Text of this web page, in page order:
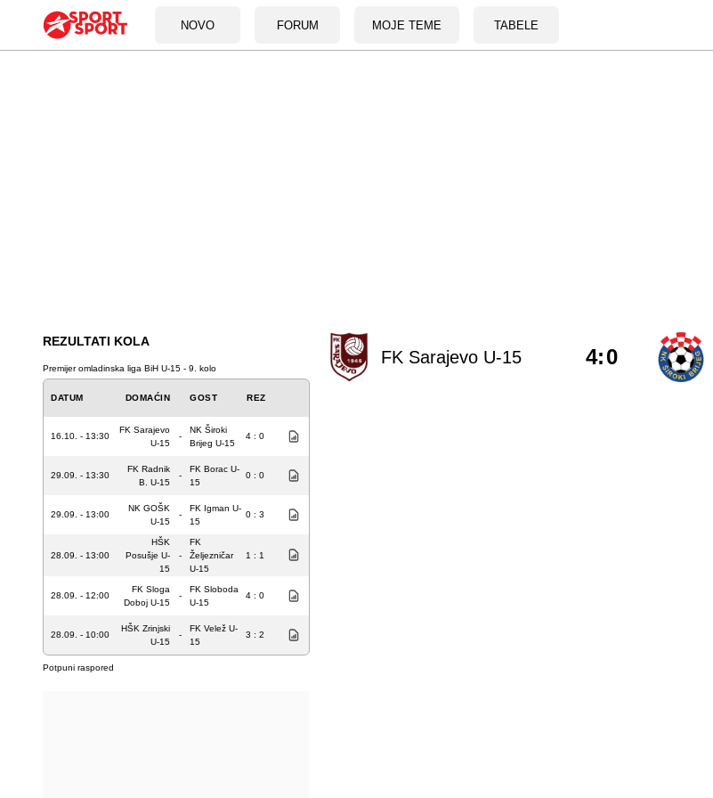
NOVO FORUM MOJE TEME TABELE
REZULTATI KOLA
Premijer omladinska liga BiH U-15 - 9. kolo
DATUM DOMAĆIN GOST REZ
16.10. - 13:30
FK Sarajevo
U-15
-
NK Široki
Brijeg U-15
4 : 0
29.09. - 13:30
FK Radnik
B. U-15
-
FK Borac U-
15
0 : 0
29.09. - 13:00
NK GOŠK
U-15
-
FK Igman U-
15
0 : 3
28.09. - 13:00
HŠK
Posušje U-
15
-
FK
Željezničar
U-15
1 : 1
28.09. - 12:00
FK Sloga
Doboj U-15
-
FK Sloboda
U-15
4 : 0
28.09. - 10:00
HŠK Zrinjski
U-15
-
FK Velež U-
15
3 : 2
Potpuni raspored
FK Sarajevo U-15 4:0